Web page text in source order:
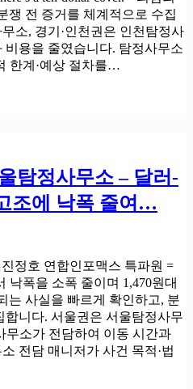
쟁 전 증거를 체계적으로 수집
소, 경기·인천권은 인천탐정사
용을 줄였습니다. 탐정사무소
한계·예상 절차를…
탐정사무소 – 달러-
조에 낙폭 줄여…
정호 연합인포맥스 특파원 =
낙폭을 소폭 줄이며 1,470원대
는 사실을 빠르게 확인하고, 분
니다. 서울권은 서울탐정사무
무소가 전담하여 이동 시간과
전담 매니저가 사건 목적·법